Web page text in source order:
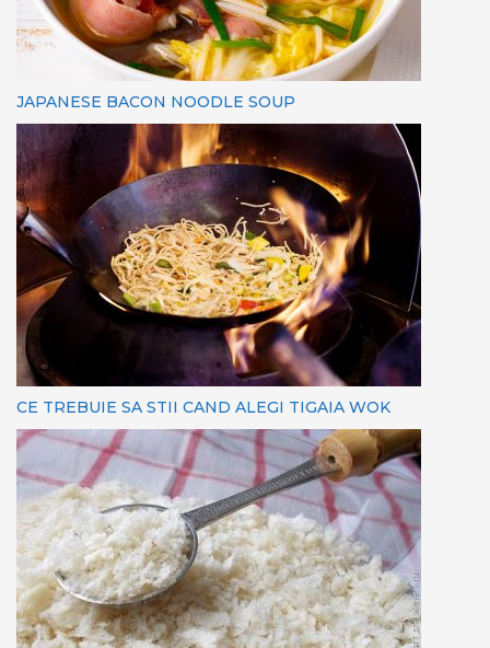
JAPANESE BACON NOODLE SOUP
CE TREBUIE SA STII CAND ALEGI TIGAIA WOK